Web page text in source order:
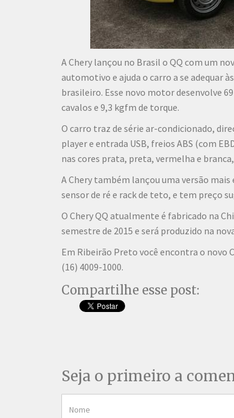
A Chery lançou no Brasil o QQ com um
automotivo e ajuda o carro a se adequar
brasileiro. Esse novo motor desenvolve
cavalos e 9,3 kgfm de torque.
O carro traz de série ar-condicionado,
player e entrada USB, freios ABS (com
nas cores prata, preta, vermelha e
A Chery também lançou uma versão mais
sensor de ré e rack de teto, e tem preço
O Chery QQ atualmente é fabricado na
semestre de 2015 e será produzido na
Em Ribeirão Preto você encontra o novo
(16) 4009-1000.
Compartilhe esse post:
Seja o primeiro a